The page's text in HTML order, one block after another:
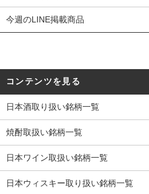
今週のLINE掲載商品
コンテンツを見る
日本酒取り扱い銘柄一覧
焼酎取扱い銘柄一覧
日本ワイン取扱い銘柄一覧
日本ウィスキー取り扱い銘柄一覧